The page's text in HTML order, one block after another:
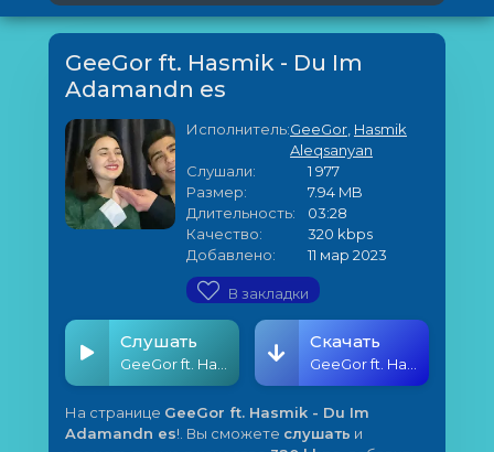
GeeGor ft. Hasmik - Du Im
Adamandn es
Исполнитель:GeeGor Hasmik
Aleqsanyan
Слушали:
1 977
Размер:
7.94 MB
Длительность:
03:28
Качество:
320 kbps
Добавлено:
11 мар 2023
В закладки
Слушать Скачать
На странице GeeGor ft. Hasmik - Du Im
Adamandn es!. Вы сможете слушать и